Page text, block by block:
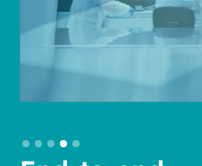
Slide 4 of 5.